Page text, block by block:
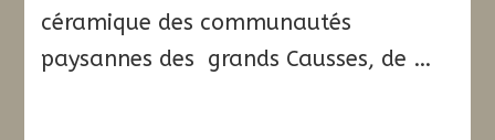
céramique des communautés
paysannes des grands Causses, de …